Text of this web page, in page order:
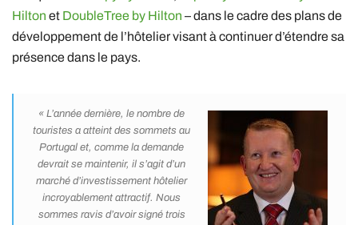
Hilton et DoubleTree by Hilton – dans le cadre des plans de
développement de l’hôtelier visant à continuer d’étendre sa
présence dans le pays.
« L’année dernière, le nombre de
touristes a atteint des sommets au
Portugal et, comme la demande
devrait se maintenir, il s’agit d’un
marché d’investissement hôtelier
incroyablement attractif. Nous
sommes ravis d’avoir signé trois